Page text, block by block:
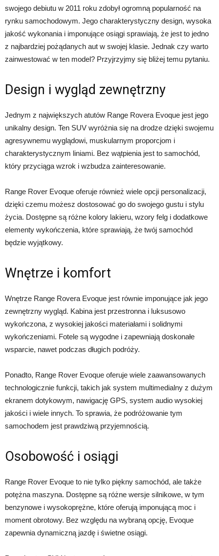
swojego debiutu w 2011 roku zdobył ogromną popularność na
rynku samochodowym. Jego charakterystyczny design, wysoka
jakość wykonania i imponujące osiągi sprawiają, że jest to jedno
z najbardziej pożądanych aut w swojej klasie. Jednak czy warto
zainwestować w ten model? Przyjrzyjmy się bliżej temu pytaniu.
Design i wygląd zewnętrzny
Jednym z największych atutów Range Rovera Evoque jest jego
unikalny design. Ten SUV wyróżnia się na drodze dzięki swojemu
agresywnemu wyglądowi, muskularnym proporcjom i
charakterystycznym liniami. Bez wątpienia jest to samochód,
który przyciąga wzrok i wzbudza zainteresowanie.
Range Rover Evoque oferuje również wiele opcji personalizacji,
dzięki czemu możesz dostosować go do swojego gustu i stylu
życia. Dostępne są różne kolory lakieru, wzory felg i dodatkowe
elementy wykończenia, które sprawiają, że twój samochód
będzie wyjątkowy.
Wnętrze i komfort
Wnętrze Range Rovera Evoque jest równie imponujące jak jego
zewnętrzny wygląd. Kabina jest przestronna i luksusowo
wykończona, z wysokiej jakości materiałami i solidnymi
wykończeniami. Fotele są wygodne i zapewniają doskonałe
wsparcie, nawet podczas długich podróży.
Ponadto, Range Rover Evoque oferuje wiele zaawansowanych
technologicznie funkcji, takich jak system multimedialny z dużym
ekranem dotykowym, nawigację GPS, system audio wysokiej
jakości i wiele innych. To sprawia, że podróżowanie tym
samochodem jest prawdziwą przyjemnością.
Osobowość i osiągi
Range Rover Evoque to nie tylko piękny samochód, ale także
potężna maszyna. Dostępne są różne wersje silnikowe, w tym
benzynowe i wysokoprężne, które oferują imponującą moc i
moment obrotowy. Bez względu na wybraną opcję, Evoque
zapewnia dynamiczną jazdę i świetne osiągi.